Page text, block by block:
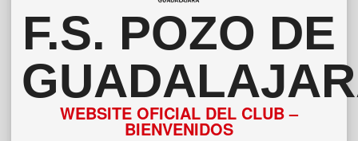
F.S. POZO DE
WEBSITE OFICIAL DEL CLUB –
BIENVENIDOS